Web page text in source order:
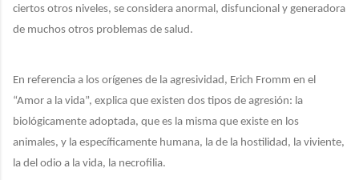
ciertos otros niveles, se considera anormal, disfuncional y generadora
de muchos otros problemas de salud.
En referencia a los orígenes de la agresividad, Erich Fromm en el
“Amor a la vida”, explica que existen dos tipos de agresión: la
biológicamente adoptada, que es la misma que existe en los
animales, y la específicamente humana, la de la hostilidad, la viviente,
la del odio a la vida, la necrofilia.